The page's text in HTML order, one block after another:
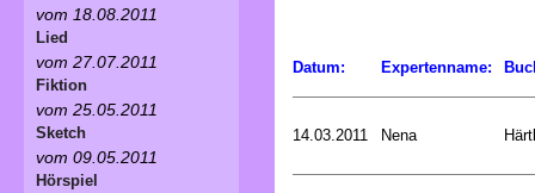
Datum: Expertenname:
14.03.2011 Nena
vom 18.08.2011
Lied
vom 27.07.2011
Fiktion
vom 25.05.2011
Sketch
vom 09.05.2011
Hörspiel